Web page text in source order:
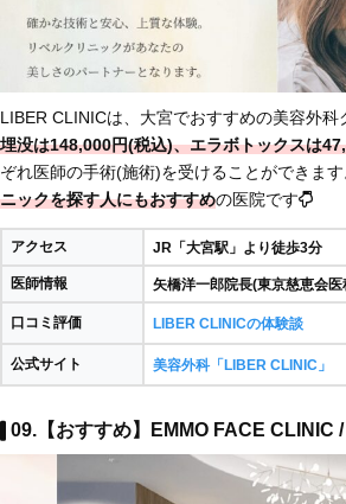
LIBER CLINICは、大宮でおすすめの美容外科
埋没は148,000円(税込)、エラボトックスは
ぞれ医師の手術(施術)を受けることができます
ニックを探す人にもおすすめの医院です
アクセス JR「大宮駅」より徒歩3分
医師情報 矢橋洋一郎院長(東京慈恵会
口コミ評価 LIBER CLINICの体験談
公式サイト 美容外科「LIBER CLINIC」
09.【おすすめ】EMMO FACE CLINIC